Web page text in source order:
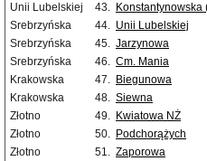
Unii Lubelskiej
43. Konstantynowska
Srebrzyńska
44. Unii Lubelskiej
Srebrzyńska
45. Jarzynowa
Srebrzyńska
46. Cm. Mania
Krakowska
47. Biegunowa
Krakowska
48. Siewna
Złotno
49. Kwiatowa NŻ
Złotno
50. Podchorążych
Złotno
51. Zaporowa